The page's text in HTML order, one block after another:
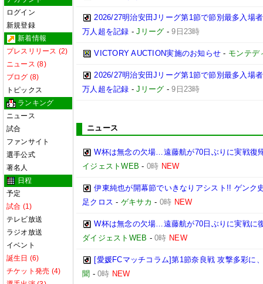
ログイン
新規登録
新着情報
プレスリリース (2)
ニュース (8)
ブログ (8)
トピックス
ランキング
ニュース
試合
ファンサイト
選手公式
著名人
日程
予定
試合 (1)
テレビ放送
ラジオ放送
イベント
誕生日 (6)
チケット発売 (4)
2026/27明治安田Jリーグ第1節で節別最多入場
万人超を記録 -Jリーグ -9日23時
VICTORY AUCTION実施のお知らせ - モンテデ
2026/27明治安田Jリーグ第1節で節別最多入場
万人超を記録 -Jリーグ -9日23時
ニュース
W杯は無念の欠場…遠藤航が70日ぶりに実戦復
イジェストWEB - 0時 NEW
伊東純也が開幕節でいきなりアシスト!! ゲンク
足クロス - ゲキサカ - 0時 NEW
W杯は無念の欠場…遠藤航が70日ぶりに実戦に
ダイジェストWEB -0時 NEW
[愛媛FCマッチコラム]第1節奈良戦 攻撃多彩に
聞 -0時 NEW